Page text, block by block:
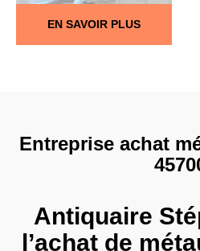
EN SAVOIR PLUS
Entreprise achat
Antiquaire
l’achat de